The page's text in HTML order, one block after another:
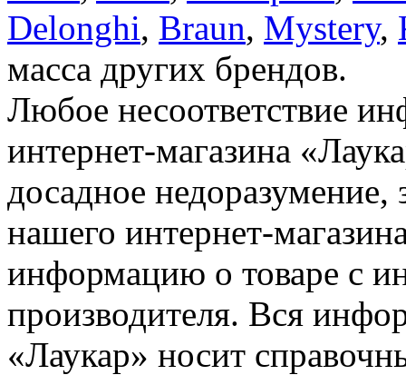
Delonghi, Braun, Mystery,
масса других брендов.
Любое несоответствие
интернет-магазина
досадное недоразумение,
нашего интернет-
информацию о товаре с
производителя. Вся
«Лаукар» носит